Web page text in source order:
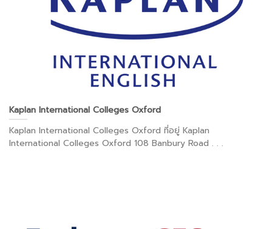
Kaplan International Colleges Oxford
Kaplan International Colleges Oxford ที่อยู่ Kaplan
International Colleges Oxford 108 Banbury Road . . .